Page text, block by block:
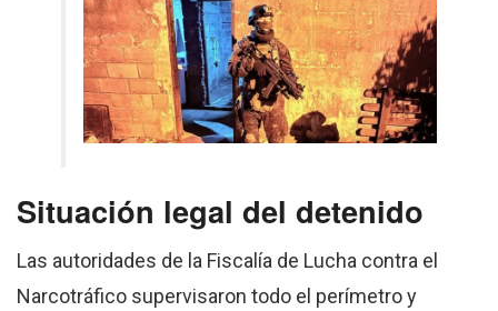
Situación legal del detenido
Las autoridades de la Fiscalía de Lucha contra el
Narcotráfico supervisaron todo el perímetro y